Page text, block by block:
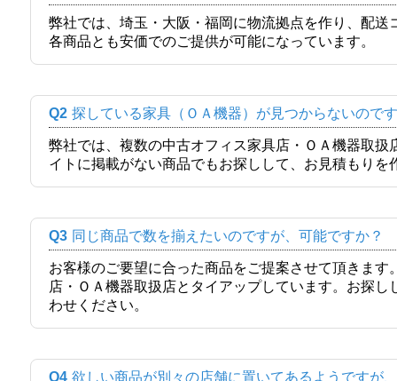
弊社では、埼玉・大阪・福岡に物流拠点を作り、配
各商品とも安価でのご提供が可能になっています。
Q2 探している家具（ＯＡ機器）が見つからないので
弊社では、複数の中古オフィス家具店・ＯＡ機器取
イトに掲載がない商品でもお探しして、お見積もりを
Q3 同じ商品で数を揃えたいのですが、可能ですか？
お客様のご要望に合った商品をご提案させて頂きま
店・ＯＡ機器取扱店とタイアップしています。お探
わせください。
Q4 欲しい商品が別々の店舗に置いてあるようですが